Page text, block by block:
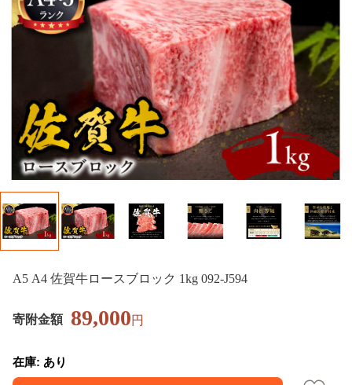
A5 A4 佐賀牛ロースブロック 1kg 092-J594
寄附金額 89,000円
在庫: あり